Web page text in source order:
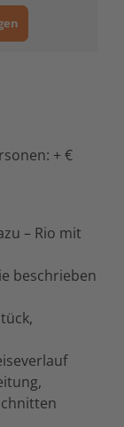
+ €
– Rio mit
beschrieben